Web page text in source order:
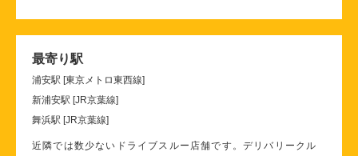
最寄り駅
浦安駅 [東京メトロ東西線]
新浦安駅 [JR京葉線]
舞浜駅 [JR京葉線]
近隣では数少ないドライブスルー店舗です。デリバリークル